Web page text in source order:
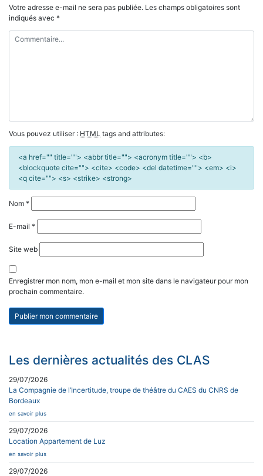
Votre adresse e-mail ne sera pas publiée. Les champs obligatoires sont
indiqués avec *
Vous pouvez utiliser : HTML tags and attributes:
<a href="" title=""> <abbr title=""> <acronym title=""> <b>
<blockquote cite=""> <cite> <code> <del datetime=""> <em> <i>
<q cite=""> <s> <strike> <strong>
Nom *
E-mail *
Site web
Enregistrer mon nom, mon e-mail et mon site dans le navigateur pour mon
prochain commentaire.
Les dernières actualités des CLAS
29/07/2026
La Compagnie de l’Incertitude, troupe de théâtre du CAES du CNRS de
Bordeaux
en savoir plus
29/07/2026
Location Appartement de Luz
en savoir plus
29/07/2026